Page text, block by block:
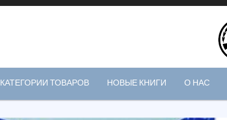
КАТЕГОРИИ ТОВАРОВ НОВЫЕ КНИГИ О НАС